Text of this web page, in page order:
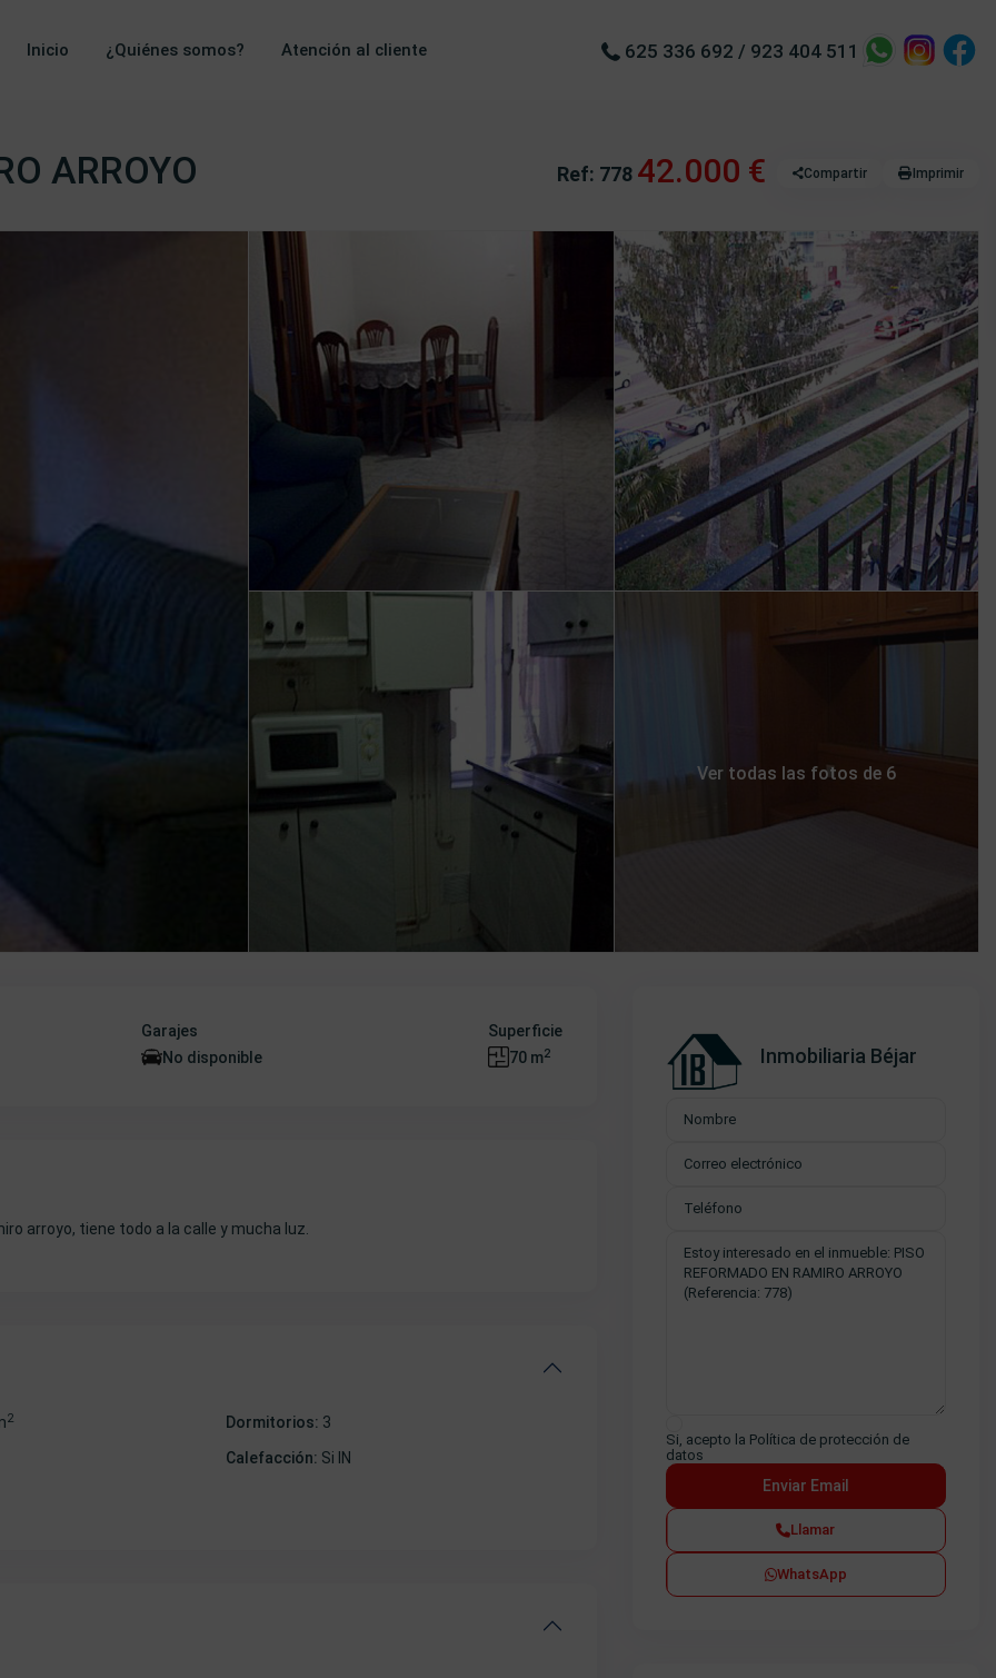
Inicio ¿Quiénes somos? Atención al cliente 625 336 692 / 923 404 511
ARROYO Ref: 778 42.000 € Compartir Imprimir
Ver todas las fotos de 6
Garajes
No disponible
Superficie
70 m2
arroyo, tiene todo a la calle y mucha luz.
2 Dormitorios: 3
Calefacción: Si IN
Inmobiliaria Béjar
Si, acepto la Política de protección de
datos
Llamar
WhatsApp